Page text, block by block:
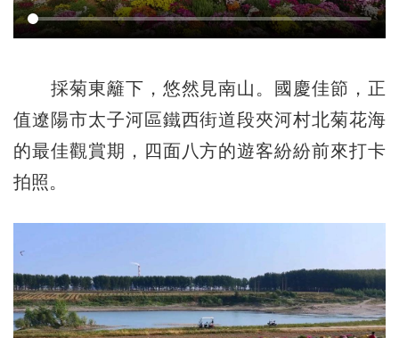
採菊東籬下，悠然見南山。國慶佳節，正
值遼陽市太子河區鐵西街道段夾河村北菊花海
的最佳觀賞期，四面八方的遊客紛紛前來打卡
拍照。